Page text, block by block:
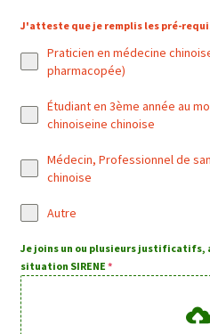
J'atteste que je remplis les pré-
Praticien en médecine
pharmacopée)
Étudiant en 3ème année au
chinoiseine chinoise
Médecin, Professionnel de
chinoise
Autre
Je joins un ou plusieurs
situation SIRENE *